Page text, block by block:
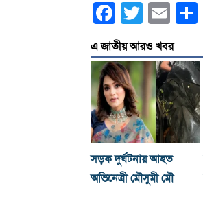
Facebook
Twitter Email
এ জাতীয় আরও খবর
সড়ক দুর্ঘটনায় আহত
অভিনেত্রী মৌসুমী মৌ